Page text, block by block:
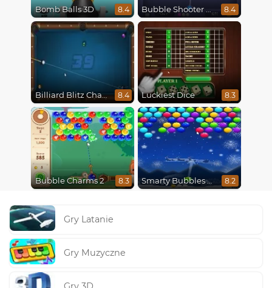
Bomb Balls 3D 8.4 Bubble Shooter HD 8.4
Billiard Blitz Challenge 8.4 Luckiest Dice 8.3
Bubble Charms 2 8.3 Smarty Bubbles X-Mas Edition 8.2
Gry Latanie
Gry Muzyczne